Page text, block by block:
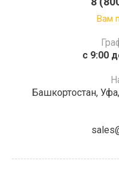
Вам
c 9:00
Башкортостан,